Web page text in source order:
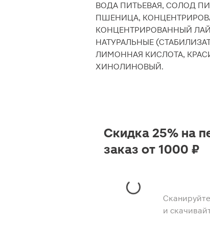
ВОДА ПИТЬЕВАЯ, СОЛОД
ПШЕНИЦА,
КОНЦЕНТРИРОВАННЫЙ
НАТУРАЛЬНЫЕ
ЛИМОННАЯ КИСЛОТА,
ХИНОЛИНОВЫЙ.
и
Скидка 25% на
заказ от 1000 ₽